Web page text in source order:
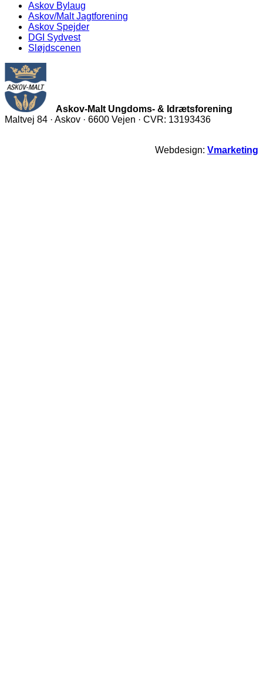
Askov Bylaug
Askov/Malt Jagtforening
Askov Spejder
DGI Sydvest
Sløjdscenen
Askov-Malt Ungdoms- & Idrætsforening
Maltvej 84 · Askov · 6600 Vejen · CVR: 13193436
Webdesign: Vmarketing